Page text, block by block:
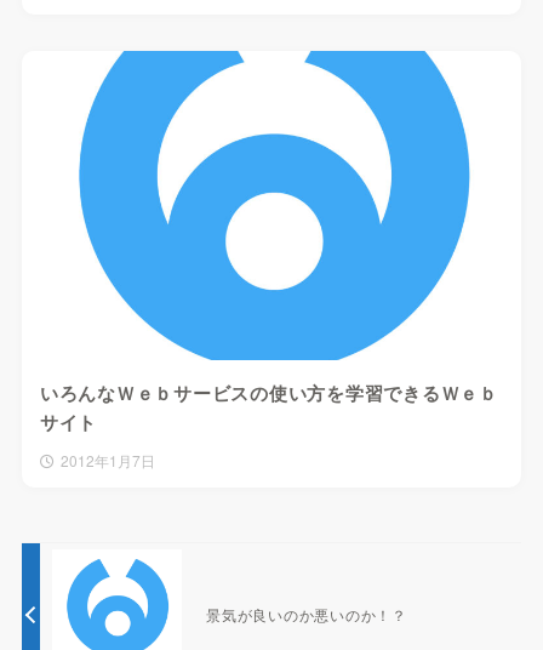
いろんなＷｅｂサービスの使い方を学習できるＷｅｂ
サイト
2012年1月7日
景気が良いのか悪いのか！？